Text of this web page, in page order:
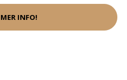
MER INFO!